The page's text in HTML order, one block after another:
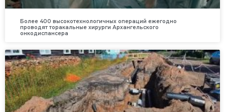
Более 400 высокотехнологичных операций ежегодно
проводят торакальные хирурги Архангельского
онкодиспансера